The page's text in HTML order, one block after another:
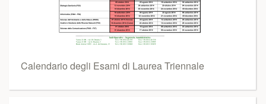
Calendario degli Esami di Laurea Triennale